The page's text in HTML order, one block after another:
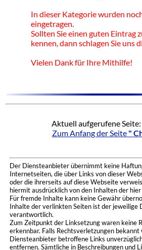
In dieser Kategorie wurden
eingetragen.
Sollten Sie einen guten Eintrag
kennen, dann schlagen Sie uns
Vielen Dank für Ihre Mithilfe!
Aktuell aufgerufene
Zum Anfang der Seite "
Der Diensteanbieter übernimmt keine
Internetseiten, die über Links von dieser
oder die ihrerseits auf diese Webseite
hiermit ausdrücklich von den Inhalten der
Für fremde Inhalte kann keine Gewähr
Inhalte der verlinkten Seiten ist der jeweilige
verantwortlich.
Zum Zeitpunkt der Linksetzung waren keine
erkennbar. Falls Rechtsverletzungen
Diensteanbieter betroffene Links
entfernen. Sämtliche in Beschreibungen und